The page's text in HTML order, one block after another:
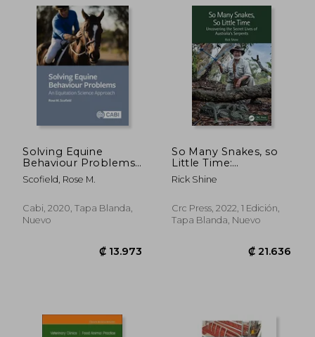
₡ 32.025
Solving Equine
Behaviour Problems:
An Equitation Science
Approach (en Inglés)
Scofield, Rose M.
Cabi, 2020, Tapa Blanda,
Nuevo
So Many Snakes, so
Little Time:
Uncovering the
Secret Lives of
(en Inglés)
Rick Shine
Crc Press, 2022, 1 Edición,
Tapa Blanda, Nuevo